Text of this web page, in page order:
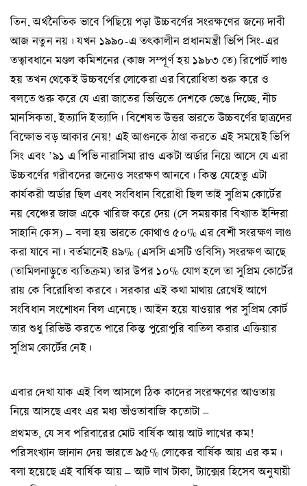
তিন, অর্থনৈতিক ভাবে পিছিয়ে পড়া উচ্চবর্ণের সংরক্ষণের জন্যে দাবী
আজ নতুন নয়। যখন ১৯৯০-এ তৎকালীন প্রধানমন্ত্রী ভিপি সিং-এর
তত্বাবধানে মণ্ডল কমিশনের (কাজ সম্পূর্ণ হয় ১৯৮৩ তে) রিপোর্ট লাগু
হয় তখন থেকেই উচ্চবর্ণের লোকেরা এর বিরোধিতা শুরু করে ও
বলতে শুরু করে যে এরা জাতের ভিত্তিতে দেশকে ভেঙে দিচ্ছে, নীচ
মানসিকতা, ইত্যাদি ইত্যাদি। বিশেষত উত্তর ভারতে উচ্চবর্ণের ছাত্রদের
বিক্ষোভ বড় আকার নেয়! এই আগুনকে ঠাণ্ডা করতে এই সময়েই ভিপি
সিং এবং ’৯১ এ পিভি নারাসিমা রাও একটা অর্ডার নিয়ে আসে যে এরা
উচ্চবর্ণের গরীবদের জন্যেও সংরক্ষণ আনবে। কিন্ত যেহেতু এটা
কার্যকরী অর্ডার ছিল এবং সংবিধান বিরোধী ছিল তাই সুপ্রিম কোর্টের
নয় বেঞ্চের জাজ একে খারিজ করে দেয় (সে সময়কার বিখ্যাত ইন্দিরা
সাহানি কেস) – বলা হয় ভারতে কোথাও ৫০% এর বেশী সংরক্ষণ লাগু
করা যাবে না। বর্তমানেই ৪৯% (এসসি এসটি ওবিসি) সংরক্ষণ আছে
(তামিলনাড়ুতে ব্যতিক্রম) তার উপর ১০% যোগ হলে তা সুপ্রিম কোর্টের
রায় কে বিরোধিতা করবে। সরকার এই কথা মাথায় রেখেই আগে
সংবিধান সংশোধন বিল এনেছে। আইন হয়ে যাওয়ার পর সুপ্রিম কোর্ট
তার শুধু রিভিউ করতে পারে কিন্ত পুরোপুরি বাতিল করার এক্তিয়ার
সুপ্রিম কোর্টের নেই।
এবার দেখা যাক এই বিল আসলে ঠিক কাদের সংরক্ষণের আওতায়
নিয়ে আসছে এবং এর মধ্য ভাঁওতাবাজি কতোটা –
প্রথমত, যে সব পরিবারের মোট বার্ষিক আয় আট লাখের কম!
পরিসংখ্যান জানান দেয় ভারতে ৯৫% লোকের বার্ষিক আয় এর কম।
বলা হয়েছে এই বার্ষিক আয় – আট লাখ টাকা, ট্যাক্সের হিসেব অনুযায়ী